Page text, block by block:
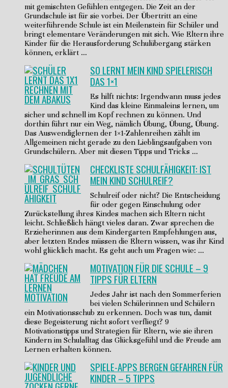
mit gemischten Gefühlen entgegen. Die Zeit an der
Grundschule ist für sie vorbei. Der Übertritt an eine
weiterführende Schule ist ein Meilenstein für Schüler und
bringt elementare Veränderungen mit sich. Wie Eltern ihre
Kinder für die Herausforderung Schulübergang stärken
können, erklärt …
SO LERNT MEIN KIND SPIELERISCH
DAS 1×1
Es hilft nichts: Irgendwann muss jedes
Kind das kleine Einmaleins lernen, um
sicher und schnell im Kopf rechnen zu können. Und
dorthin führt nur ein Weg, nämlich Übung, Übung, Übung.
Das Auswendiglernen der 1×1-Zahlenreihen zählt im
Allgemeinen nicht gerade zu den Lieblingsaufgaben von
Grundschülern. Aber mit diesen Tipps und Tricks …
CHECKLISTE SCHULFÄHIGKEIT: IST
MEIN KIND SCHULREIF?
Schulreif oder nicht? Die Entscheidung
für oder gegen Einschulung oder
Zurückstellung ihres Kindes machen sich Eltern nicht
leicht. Schließlich hängt vieles daran. Zwar sprechen die
Erzieherinnen aus dem Kindergarten Empfehlungen aus,
aber letzten Endes müssen die Eltern wissen, was ihr Kind
wohl glücklich macht. Es geht auch um Fragen wie: …
MOTIVATION FÜR DIE SCHULE – 9
TIPPS FÜR ELTERN
Jedes Jahr ist nach den Sommerferien
bei vielen Schülerinnen und Schülern
ein Motivationsschub zu erkennen. Doch was tun, damit
diese Begeisterung nicht sofort verfliegt? 9
Motivationstipps und Strategien für Eltern, wie sie ihren
Kindern im Schulalltag das Glücksgefühl und die Freude am
Lernen erhalten können.
SPIELE-APPS BERGEN GEFAHREN FÜR
KINDER – 5 TIPPS